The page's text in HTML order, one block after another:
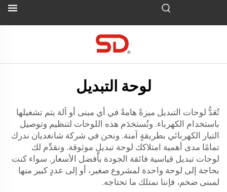
لوحة التبديل
تُعَدُّ لوحات التبديل ميزةً هامةً في أي مبنى أو آلة يتم تشغيلها
باستخدام الكهرباء. وتُستخدَم هذه اللوحات لتنظيم وتوصيل
التيار الكهربائي بطريقةٍ آمنة. ونحن في شركة شانغديان ندرك
تمامًا مدى أهمية امتلاكك لوحة تبديلٍ موثوقة. ونقدِّم لك
لوحات تبديل قياسية فائقة الجودة بأفضل الأسعار. سواء كنت
بحاجة إلى لوحة واحدة لمشروع صغير، أو إلى عددٍ كبير منها
لمبنى ضخم، فإننا نمتلك ما تحتاجه.